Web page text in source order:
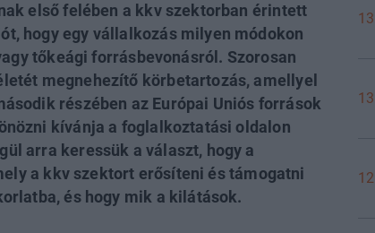
első felében a kkv szektorban érintett
hogy egy vállalkozás milyen módokon
tőkeági forrásbevonásról. Szorosan
megnehezítő körbetartozás, amellyel
részében az Európai Uniós források
kívánja a foglalkoztatási oldalon
arra keressük a választ, hogy a
a kkv szektort erősíteni és támogatni
és hogy mik a kilátások.